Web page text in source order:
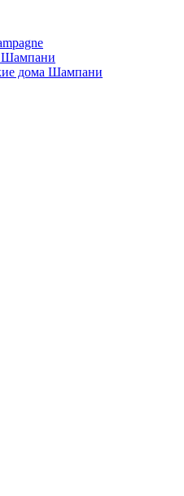
Шампани
дома Шампани